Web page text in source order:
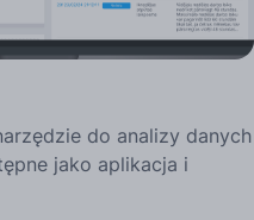
do analizy danych
jako aplikacja i